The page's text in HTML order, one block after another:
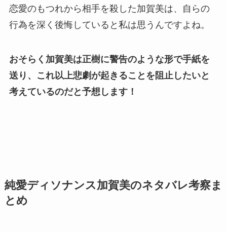
恋愛のもつれから相手を殺した加賀美は、自らの
行為を深く後悔していると私は思うんですよね。
おそらく加賀美は正樹に警告のような形で手紙を
送り、これ以上悲劇が起きることを阻止したいと
考えているのだと予想します！
純愛ディソナンス加賀美のネタバレ考察ま
とめ